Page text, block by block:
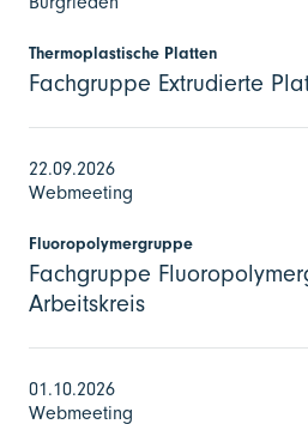
Thermoplastische Platten
Fachgruppe Extrudierte
22.09.2026
Webmeeting
Fluoropolymergruppe
Fachgruppe
Arbeitskreis
01.10.2026
Webmeeting